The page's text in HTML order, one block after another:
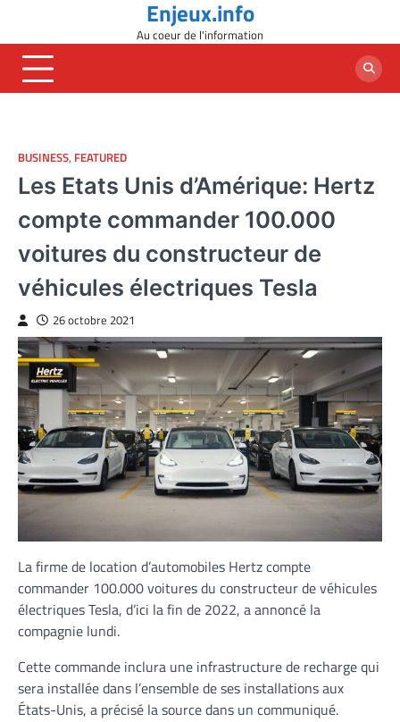
content
Enjeux.info
Au coeur de l'information
BUSINESS, FEATURED
Les Etats Unis d’Amérique: Hertz
compte commander 100.000
voitures du constructeur de
véhicules électriques Tesla
26 octobre 2021
La firme de location d’automobiles Hertz compte
commander 100.000 voitures du constructeur de véhicules
électriques Tesla, d’ici la fin de 2022, a annoncé la
compagnie lundi.
Cette commande inclura une infrastructure de recharge qui
sera installée dans l’ensemble de ses installations aux
États-Unis, a précisé la source dans un communiqué.